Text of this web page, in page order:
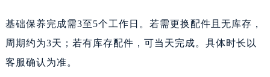
基础保养完成需3至5个工作日。若需更换配件且无库存，
周期约为3天；若有库存配件，可当天完成。具体时长以
客服确认为准。